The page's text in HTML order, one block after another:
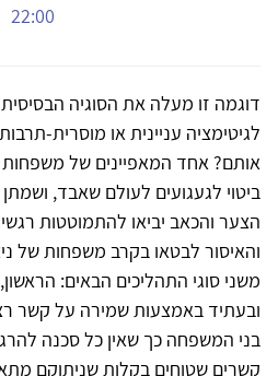
22:00
דוגמה זו מעלה את הסוגיה הבסיסית
לגיטימציה עניינית או מוסרית-
אותם? אחד המאפיינים של משפחות
ביטוי לגעגועים לעולם שאבד, ושמתן
הצער והכאב יביאו להתמוטטות
והאיסור לבטאו בקרב משפחות של
משני סוגי התהליכים הבאים:
ובעתיד באמצעות שמירה על קשר
בני המשפחה כך שאין כל סכנה
קשרים שטוחים בקלות שניתוקם